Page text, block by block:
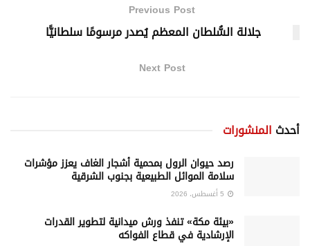
Previous Post
جلالة السُّلطان المعظم يُصدر مرسومًا سلطانيًّا
Next Post
أحدث المنشورات
رصد حيوان الرول بمحمية أشجار الغاف يعزز مؤشرات
سلامة الموائل الطبيعية بجنوب الشرقية
«بيئة مكة» تنفذ ورش ميدانية لتطوير القدرات
الإرشادية في قطاع الفواكه